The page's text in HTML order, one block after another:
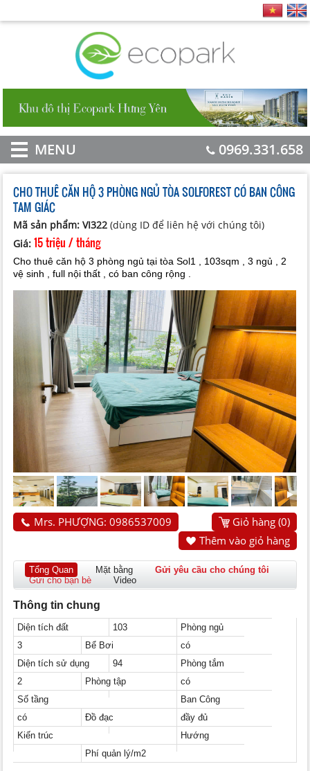
MENU 0969.331.658
CHO THUÊ CĂN HỘ 3 PHÒNG NGỦ TÒA SOLFOREST CÓ BAN CÔNG
TAM GIÁC
Mã sản phẩm: VI322(dùng ID để liên hệ với chúng tôi)
Giá:15 triệu / tháng
Cho thuê căn hộ 3 phòng ngủ tại tòa Sol1 , 103sqm , 3 ngủ , 2
vệ sinh , full nội thất , có ban công rộng .
Mrs. PHƯỢNG: 0986537009 Giỏ hàng (0)
Thêm vào giỏ hàng
Tổng Quan Mặt bằng
Gửi yêu cầu cho chúng tôi
Gửi cho bạn bè
Video
Thông tin chung
Diện tích đất 103
Phòng ngủ
3
Bể Bơi
có
Diện tích sử dụng
94
Phòng tắm
2
Phòng tập
có
Số tầng
Ban Công
có
Đồ đạc
đầy đủ
Kiến trúc
Hướng
Phí quản lý/m2